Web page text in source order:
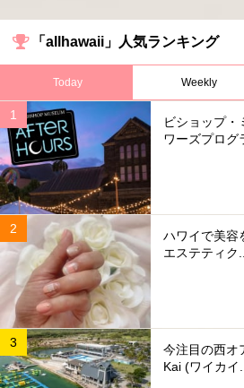
「allhawaii」人気ランキング
Today Weekly
ビショップ・
ワーズプログ
ハワイで美容
エステティク
今注目の西オ
Kai (ワイカイ